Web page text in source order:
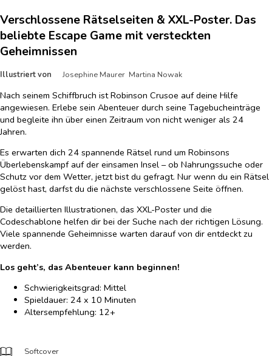
Verschlossene Rätselseiten & XXL-Poster. Das
beliebte Escape Game mit versteckten
Geheimnissen
Illustriert von Josephine Maurer Martina Nowak
Nach seinem Schiffbruch ist Robinson Crusoe auf deine Hilfe
angewiesen. Erlebe sein Abenteuer durch seine Tagebucheinträge
und begleite ihn über einen Zeitraum von nicht weniger als 24
Jahren.
Es erwarten dich 24 spannende Rätsel rund um Robinsons
Überlebenskampf auf der einsamen Insel – ob Nahrungssuche oder
Schutz vor dem Wetter, jetzt bist du gefragt. Nur wenn du ein Rätsel
gelöst hast, darfst du die nächste verschlossene Seite öffnen.
Die detaillierten Illustrationen, das XXL-Poster und die
Codeschablone helfen dir bei der Suche nach der richtigen Lösung.
Viele spannende Geheimnisse warten darauf von dir entdeckt zu
werden.
Los geht’s, das Abenteuer kann beginnen!
Schwierigkeitsgrad: Mittel
Spieldauer: 24 x 10 Minuten
Altersempfehlung: 12+
Softcover